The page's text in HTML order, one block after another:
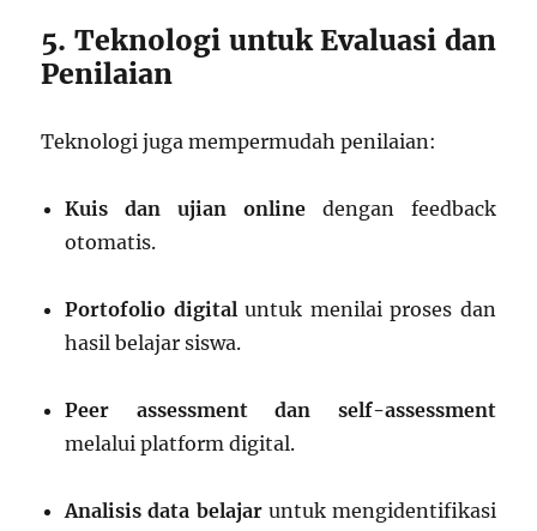
5. Teknologi untuk Evaluasi dan
Penilaian
Teknologi juga mempermudah penilaian:
Kuis dan ujian onlinedengan feedback
otomatis.
Portofolio digitaluntuk menilai proses dan
hasil belajar siswa.
Peer assessment dan self-assessment
melalui platform digital.
Analisis data belajaruntuk mengidentifikasi